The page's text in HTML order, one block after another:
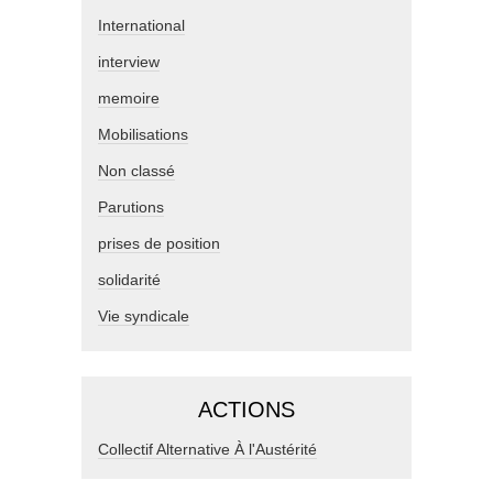
International
interview
memoire
Mobilisations
Non classé
Parutions
prises de position
solidarité
Vie syndicale
ACTIONS
Collectif Alternative À l'Austérité